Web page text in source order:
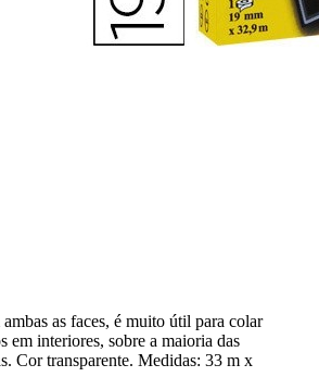
as faces, é muito útil para colar
em interiores, sobre a maioria das
Cor transparente. Medidas: 33 m x